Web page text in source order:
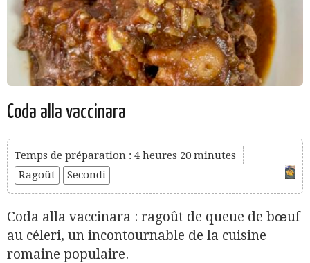
Coda alla vaccinara
Temps de préparation : 4 heures 20 minutes
Ragoût
Secondi
Coda alla vaccinara : ragoût de queue de bœuf
au céleri, un incontournable de la cuisine
romaine populaire.